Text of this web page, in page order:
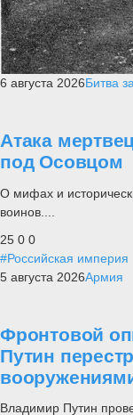
6 августа 2026Битва
Атака
под Осовцом
О мифах и
воинов....
25 0 0
#Российская империя
5 августа 2026Армия
Фронтовой
Путин
Владимир Путин